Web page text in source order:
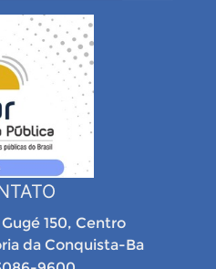
150, Centro
da Conquista-Ba